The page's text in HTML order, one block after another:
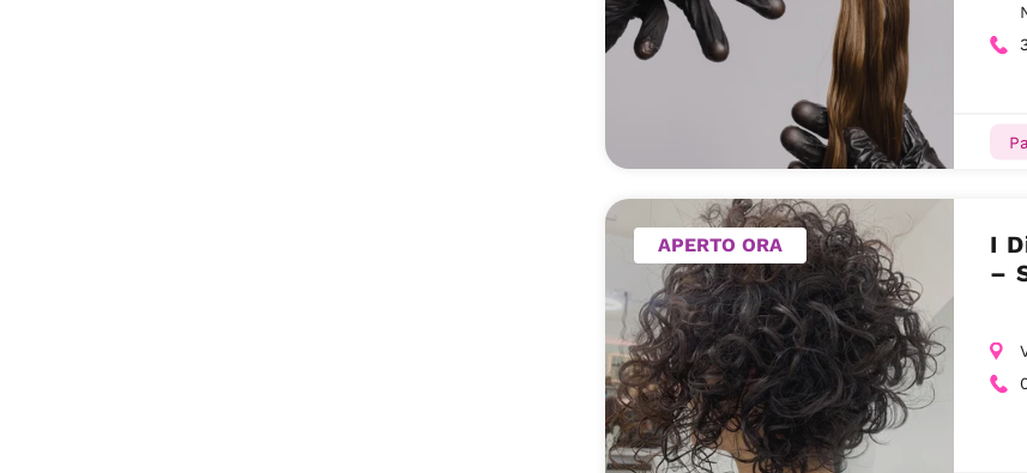
APERTO ORA
I
–